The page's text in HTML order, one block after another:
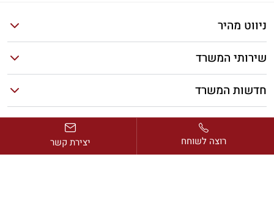
כתובת:
ניווט מהיר
שירותי המשרד
חדשות המשרד
מאמרים אחרונים
רוצה לשוחח יצירת קשר